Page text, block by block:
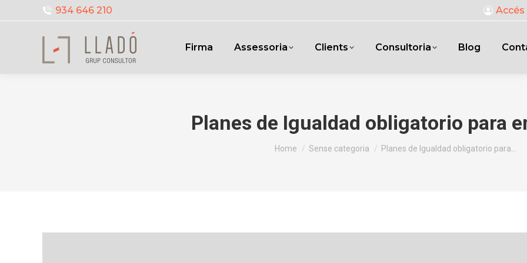
934 646 210
Firma Assessoria Clients Consultoria Blog
Planes de Igualdad obligatorio para
You are here:
Home Sense categoria Planes de Igualdad obligatorio para…